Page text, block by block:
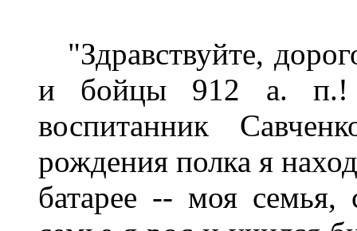
"Здравствуйте,
и бойцы 912 а.
воспитанник
рождения полка я
батарее -- моя семья,